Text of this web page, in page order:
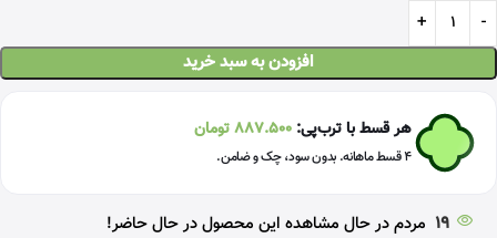
افزودن به سبد خرید
هر قسط با ترب‌پی: 887.500تومان
۴ قسط ماهانه. بدون سود، چک و ضامن.
19 مردم در حال مشاهده این محصول در حال حاضر!